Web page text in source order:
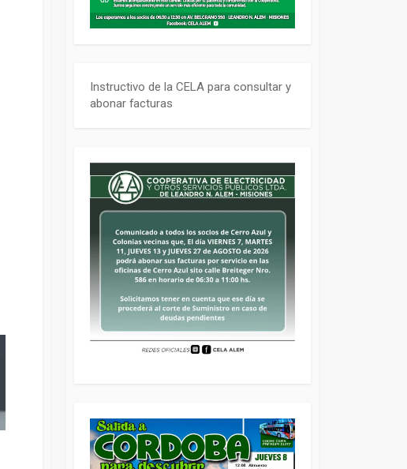
Instructivo de la CELA para consultar y
abonar facturas